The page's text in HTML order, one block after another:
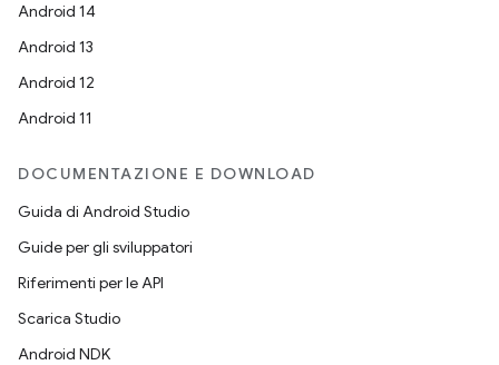
Android 14
Android 13
Android 12
Android 11
DOCUMENTAZIONE E DOWNLOAD
Guida di Android Studio
Guide per gli sviluppatori
Riferimenti per le API
Scarica Studio
Android NDK